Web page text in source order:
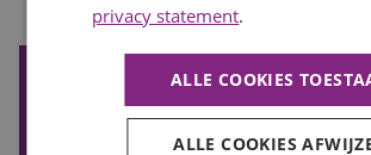
De nieuwste vacatures
Wil je de nieuwste vacatures in je mail
in voor onze vacature alert!
privacy statement.
ALLE COOKIES
ALLE COOKIES